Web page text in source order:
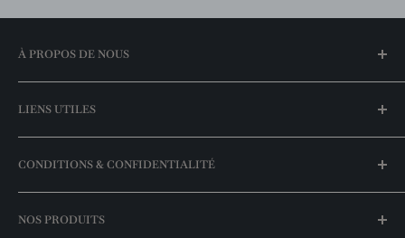
À PROPOS DE NOUS
Notre histoire
Trouvez une boutique
FAQ
Meilleurs prix garantis
LIENS UTILES
Mon compte
Espace entrepreneurs
Nos promotions
Nos marques
CONDITIONS & CONFIDENTIALITÉ
Livraison & expédition
Politique de retour
NOS PRODUITS